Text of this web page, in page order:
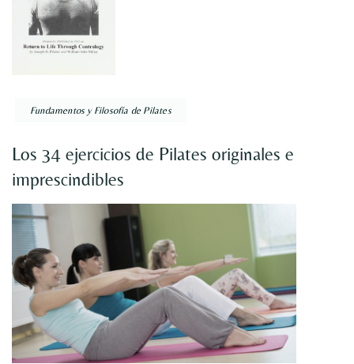
Fundamentos y Filosofía de Pilates
Los 34 ejercicios de Pilates originales e
imprescindibles